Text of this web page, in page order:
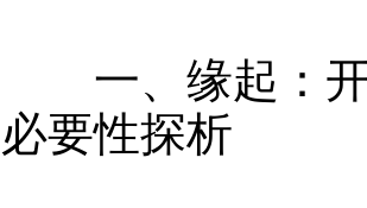
一、缘起：开
必要性探析